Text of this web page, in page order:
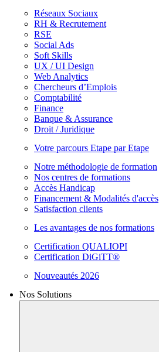
Réseaux Sociaux
RH & Recrutement
RSE
Social Ads
Soft Skills
UX / UI Design
Web Analytics
Chercheurs d’Emplois
Comptabilité
Finance
Banque & Assurance
Droit / Juridique
Votre parcours Etape par Etape
Notre méthodologie de formation
Nos centres de formations
Accès Handicap
Financement & Modalités d'accès
Satisfaction clients
Les avantages de nos formations
Certification QUALIOPI
Certification DiGiTT®
Nouveautés 2026
Nos Solutions